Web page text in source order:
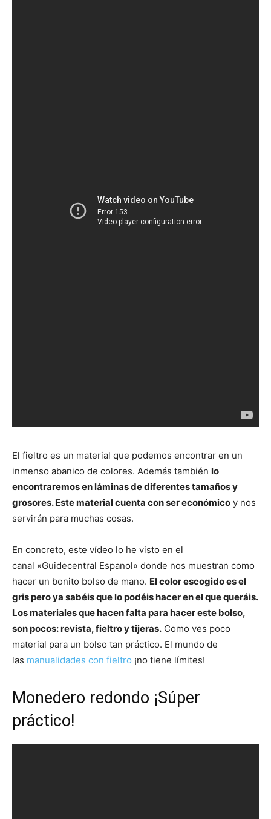
El fieltro es un material que podemos encontrar en un
inmenso abanico de colores. Además también lo
encontraremos en láminas de diferentes tamaños y
grosores. Este material cuenta con ser económico y nos
servirán para muchas cosas.
En concreto, este vídeo lo he visto en el
canal «Guidecentral Espanol» donde nos muestran como
hacer un bonito bolso de mano. El color escogido es el
gris pero ya sabéis que lo podéis hacer en el que queráis.
Los materiales que hacen falta para hacer este bolso,
son pocos: revista, fieltro y tijeras. Como ves poco
material para un bolso tan práctico. El mundo de
las manualidades con fieltro ¡no tiene límites!
Monedero redondo ¡Súper
práctico!